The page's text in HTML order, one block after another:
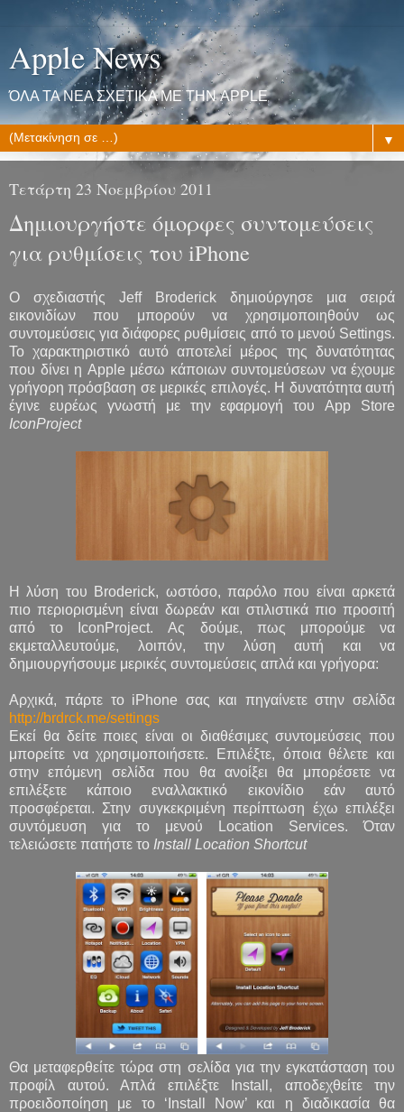
Apple News
ΌΛΑ ΤΑ ΝΕΑ ΣΧΕΤΙΚΑ ΜΕ ΤΗΝ APPLE
▼
Τετάρτη 23 Νοεμβρίου 2011
Δημιουργήστε όμορφες συντομεύσεις
για ρυθμίσεις του iPhone
Ο σχεδιαστής Jeff Broderick δημιούργησε μια σειρά
εικονιδίων που μπορούν να χρησιμοποιηθούν ως
συντομεύσεις για διάφορες ρυθμίσεις από το μενού Settings.
To χαρακτηριστικό αυτό αποτελεί μέρος της δυνατότητας
που δίνει η Apple μέσω κάποιων συντομεύσεων να έχουμε
γρήγορη πρόσβαση σε μερικές επιλογές. Η δυνατότητα αυτή
έγινε ευρέως γνωστή με την εφαρμογή του App Store
IconProject
H λύση του Broderick, ωστόσο, παρόλο που είναι αρκετά
πιο περιορισμένη είναι δωρεάν και στιλιστικά πιο προσιτή
από το IconProject. Ας δούμε, πως μπορούμε να
εκμεταλλευτούμε, λοιπόν, την λύση αυτή και να
δημιουργήσουμε μερικές συντομεύσεις απλά και γρήγορα:
Αρχικά, πάρτε τo iPhone σας και πηγαίνετε στην σελίδα
http://brdrck.me/settings
Εκεί θα δείτε ποιες είναι οι διαθέσιμες συντομεύσεις που
μπορείτε να χρησιμοποιήσετε. Επιλέξτε, όποια θέλετε και
στην επόμενη σελίδα που θα ανοίξει θα μπορέσετε να
επιλέξετε κάποιο εναλλακτικό εικονίδιο εάν αυτό
προσφέρεται. Στην συγκεκριμένη περίπτωση έχω επιλέξει
συντόμευση για το μενού Location Services. Όταν
τελειώσετε πατήστε το Install Location Shortcut
Θα μεταφερθείτε τώρα στη σελίδα για την εγκατάσταση του
προφίλ αυτού. Απλά επιλέξτε Install, αποδεχθείτε την
προειδοποίηση με το ‘Install Now’ και η διαδικασία θα